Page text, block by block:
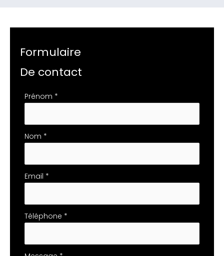
Formulaire
De contact
Formulaire
avec
téléphone
Prénom *
Nom *
Email *
Téléphone *